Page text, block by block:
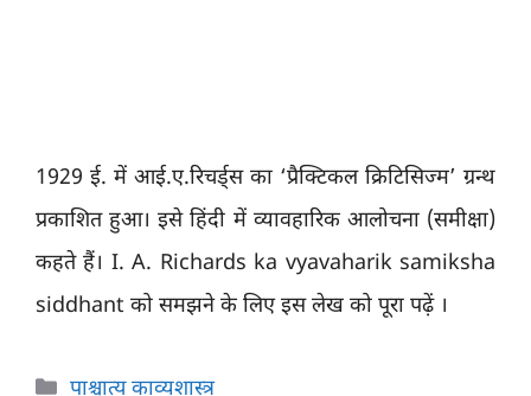
1929 ई. में आई.ए.रिचर्ड्स का ‘प्रैक्टिकल क्रिटिसिज्म’ ग्रन्थ
प्रकाशित हुआ। इसे हिंदी में व्यावहारिक आलोचना (समीक्षा)
कहते हैं। I. A. Richards ka vyavaharik samiksha
siddhant को समझने के लिए इस लेख को पूरा पढ़ें ।
Categories
पाश्चात्य काव्यशास्त्र